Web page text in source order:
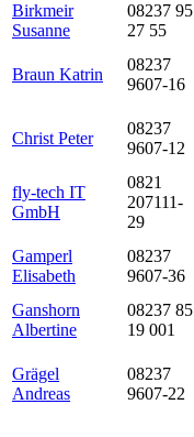
Birkmeir
Susanne
08237 95
27 55
Braun Katrin
08237
9607-16
Christ Peter
08237
9607-12
fly-tech IT
GmbH
0821
207111-
29
Gamperl
Elisabeth
08237
9607-36
Ganshorn
Albertine
08237 85
19 001
Grägel
Andreas
08237
9607-22